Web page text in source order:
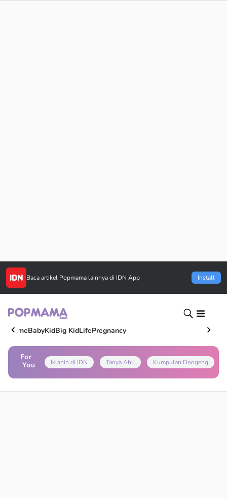
Baca artikel Popmama lainnya di IDN App Install
HomeBabyKidBig KidLifePregnancy
For
You
Iklanin di IDN Tanya Ahli Kumpulan Dongeng